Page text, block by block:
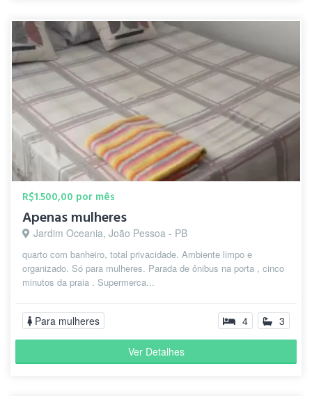
R$1.500,00 por mês
Apenas mulheres
Jardim Oceania, João Pessoa - PB
quarto com banheiro, total privacidade. Ambiente limpo e
organizado. Só para mulheres. Parada de ônibus na porta , cinco
minutos da praia . Supermerca...
Para mulheres 4 3
Ver Detalhes